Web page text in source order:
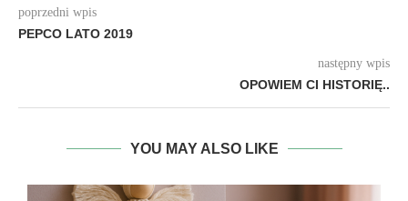
poprzedni wpis
PEPCO LATO 2019
następny wpis
OPOWIEM CI HISTORIĘ..
YOU MAY ALSO LIKE